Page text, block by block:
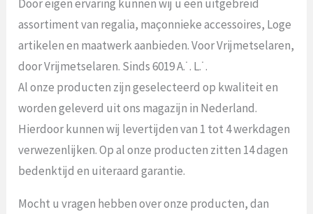
Door eigen ervaring kunnen wij u een uitgebreid
assortiment van regalia, maçonnieke accessoires, Loge
artikelen en maatwerk aanbieden. Voor Vrijmetselaren,
door Vrijmetselaren. Sinds 6019 A.˙. L.˙.
Al onze producten zijn geselecteerd op kwaliteit en
worden geleverd uit ons magazijn in Nederland.
Hierdoor kunnen wij levertijden van 1 tot 4 werkdagen
verwezenlijken. Op al onze producten zitten 14 dagen
bedenktijd en uiteraard garantie.
Mocht u vragen hebben over onze producten, dan